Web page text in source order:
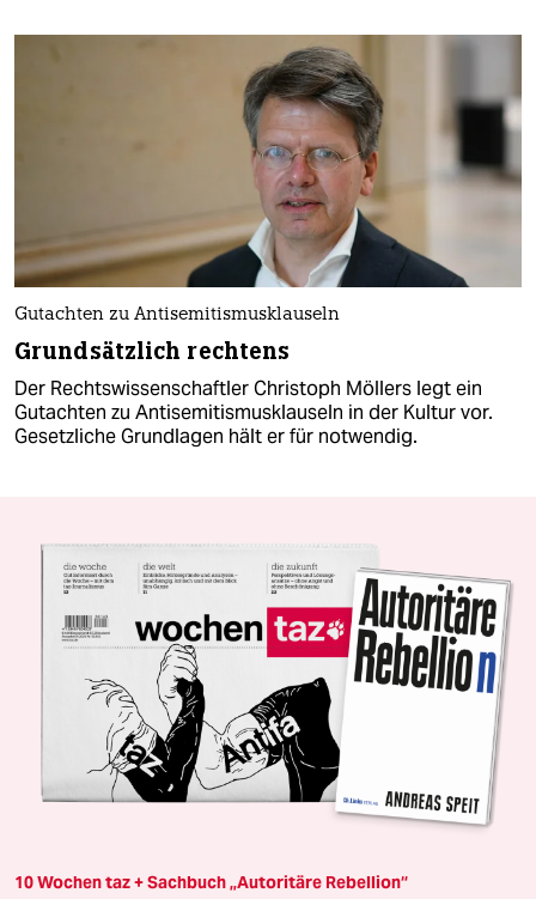
Gutachten zu Antisemitismusklauseln
Grundsätzlich rechtens
Der Rechtswissenschaftler Christoph Möllers legt ein
Gutachten zu Antisemitismusklauseln in der Kultur vor.
Gesetzliche Grundlagen hält er für notwendig.
10 Wochen taz + Sachbuch „Autoritäre Rebellion“